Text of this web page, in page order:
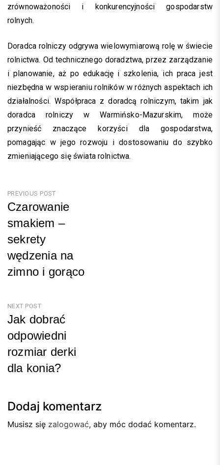
zrównoważoności i konkurencyjności gospodarstw
rolnych.
Doradca rolniczy odgrywa wielowymiarową rolę w świecie
rolnictwa. Od technicznego doradztwa, przez zarządzanie
i planowanie, aż po edukację i szkolenia, ich praca jest
niezbędna w wspieraniu rolników w różnych aspektach ich
działalności. Współpraca z doradcą rolniczym, takim jak
doradca rolniczy w Warmińsko-Mazurskim, może
przynieść znaczące korzyści dla gospodarstwa,
pomagając w jego rozwoju i dostosowaniu do szybko
zmieniającego się świata rolnictwa.
Nawigacja
wpisu
PREVIOUS POST
Czarowanie
smakiem –
sekrety
wędzenia na
zimno i gorąco
NEXT POST
Jak dobrać
odpowiedni
rozmiar derki
dla konia?
Dodaj komentarz
Musisz się zalogować, aby móc dodać komentarz.